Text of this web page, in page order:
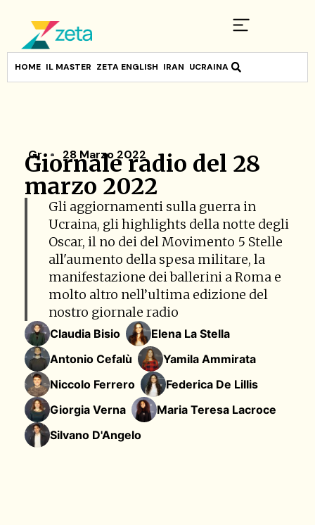
HOME IL MASTER ZETA ENGLISH IRAN UCRAINA
Gr 28 Marzo 2022
Giornale radio del 28
marzo 2022
Gli aggiornamenti sulla guerra in
Ucraina, gli highlights della notte degli
Oscar, il no dei del Movimento 5 Stelle
all'aumento della spesa militare, la
manifestazione dei ballerini a Roma e
molto altro nell’ultima edizione del
nostro giornale radio
Claudia Bisio
Elena La Stella
Antonio Cefalù
Yamila Ammirata
Niccolo Ferrero
Federica De Lillis
Giorgia Verna
Maria Teresa Lacroce
Silvano D'Angelo